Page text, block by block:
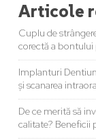
Articole
Cuplu de
corectă a
Implanturi
și scanarea
De ce merită să
calitate? Beneficii